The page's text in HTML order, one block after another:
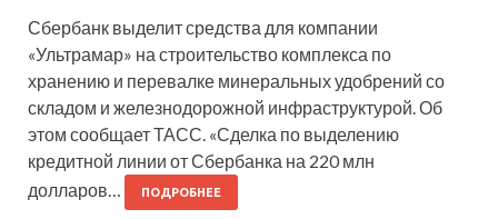
Сбербанк выделит средства для компании
«Ультрамар» на строительство комплекса по
хранению и перевалке минеральных удобрений со
складом и железнодорожной инфраструктурой. Об
этом сообщает ТАСС. «Сделка по выделению
кредитной линии от Сбербанка на 220 млн
долларов…
ПОДРОБНЕЕ